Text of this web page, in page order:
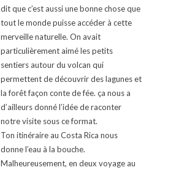
dit que c’est aussi une bonne chose que
tout le monde puisse accéder à cette
merveille naturelle. On avait
particulièrement aimé les petits
sentiers autour du volcan qui
permettent de découvrir des lagunes et
la forêt façon conte de fée. ça nous a
d’ailleurs donné l’idée de raconter
notre visite sous ce format.
Ton itinéraire au Costa Rica nous
donne l’eau à la bouche.
Malheureusement, en deux voyage au